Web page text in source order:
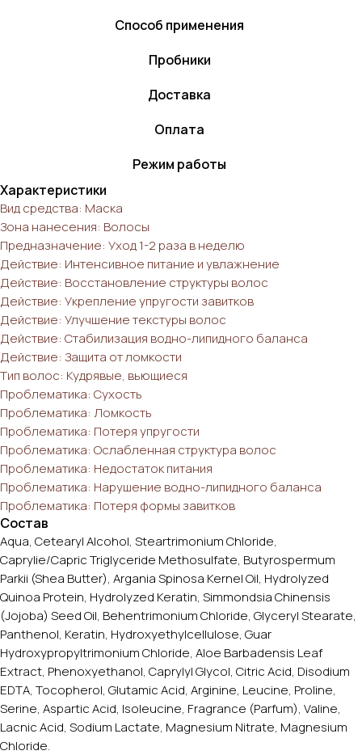
Способ применения
Пробники
Доставка
Оплата
Режим работы
Характеристики
Вид средства: Маска
Зона нанесения: Волосы
Предназначение: Уход 1-2 раза в неделю
Действие: Интенсивное питание и увлажнение
Действие: Восстановление структуры волос
Действие: Укрепление упругости завитков
Действие: Улучшение текстуры волос
Действие: Стабилизация водно-липидного баланса
Действие: Защита от ломкости
Тип волос: Кудрявые, вьющиеся
Проблематика: Сухость
Проблематика: Ломкость
Проблематика: Потеря упругости
Проблематика: Ослабленная структура волос
Проблематика: Недостаток питания
Проблематика: Нарушение водно-липидного баланса
Проблематика: Потеря формы завитков
Состав
Aqua, Cetearyl Alcohol, Steartrimonium Chloride,
Caprylie/Capric Triglyceride Methosulfate, Butyrospermum
Parkii (Shea Butter), Argania Spinosa Kernel Oil, Hydrolyzed
Quinoa Protein, Hydrolyzed Keratin, Simmondsia Chinensis
(Jojoba) Seed Oil, Behentrimonium Chloride, Glyceryl Stearate,
Panthenol, Keratin, Hydroxyethylcellulose, Guar
Hydroxypropyltrimonium Chloride, Aloe Barbadensis Leaf
Extract, Phenoxyethanol, Caprylyl Glycol, Citric Acid, Disodium
EDTA, Tocopherol, Glutamic Acid, Arginine, Leucine, Proline,
Serine, Aspartic Acid, Isoleucine, Fragrance (Parfum), Valine,
Lacnic Acid, Sodium Lactate, Magnesium Nitrate, Magnesium
Chloride.